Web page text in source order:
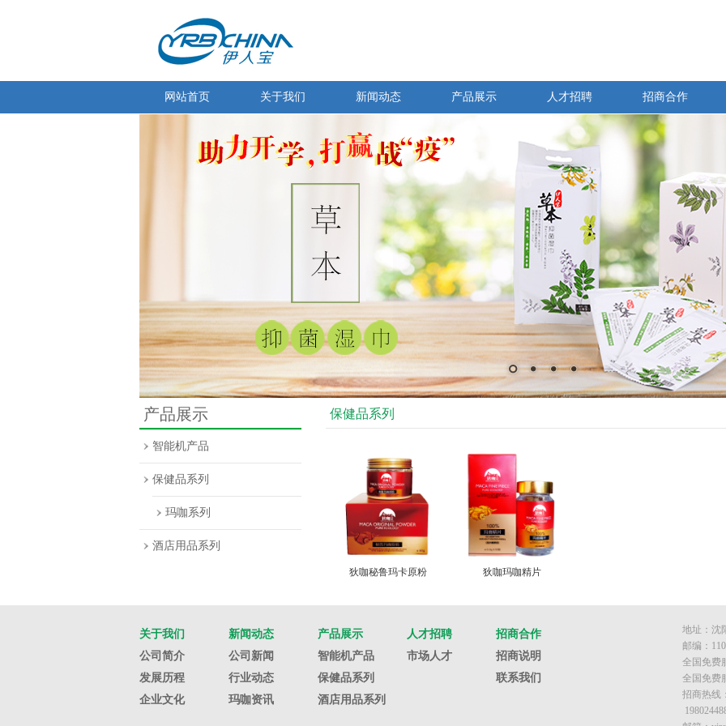
网站首页 关于我们 新闻动态 产品展示 人才招聘 招商合作
产品展示
智能机产品
保健品系列
玛咖系列
酒店用品系列
保健品系列
狄咖秘鲁玛卡原粉 狄咖玛咖精片
关于我们
公司简介
发展历程
企业文化
新闻动态
公司新闻
行业动态
玛咖资讯
产品展示
智能机产品
保健品系列
酒店用品系列
人才招聘
市场人才
招商合作
招商说明
联系我们
地址：沈
邮编：
全国免费
全国免费
招商热线